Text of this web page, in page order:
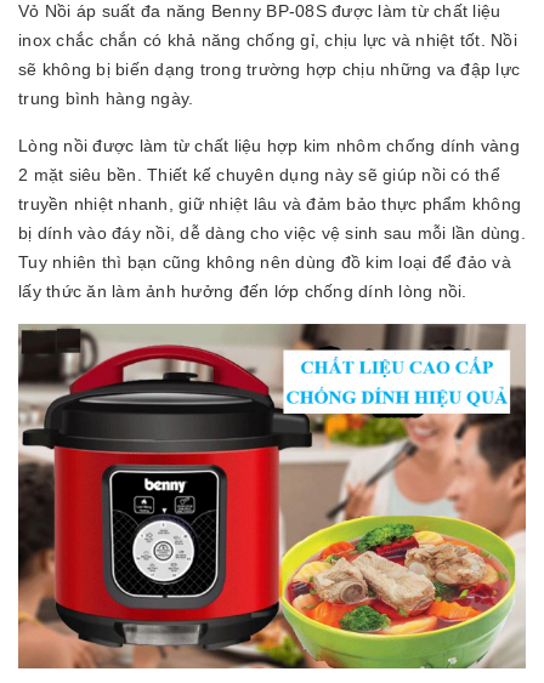
Vỏ Nồi áp suất đa năng Benny BP-08S được làm từ chất liệu
inox chắc chắn có khả năng chống gỉ, chịu lực và nhiệt tốt. Nồi
sẽ không bị biến dạng trong trường hợp chịu những va đập lực
trung bình hàng ngày.
Lòng nồi được làm từ chất liệu hợp kim nhôm chống dính vàng
2 mặt siêu bền. Thiết kế chuyên dụng này sẽ giúp nồi có thể
truyền nhiệt nhanh, giữ nhiệt lâu và đảm bảo thực phẩm không
bị dính vào đáy nồi, dễ dàng cho việc vệ sinh sau mỗi lần dùng.
Tuy nhiên thì bạn cũng không nên dùng đồ kim loại để đảo và
lấy thức ăn làm ảnh hưởng đến lớp chống dính lòng nồi.